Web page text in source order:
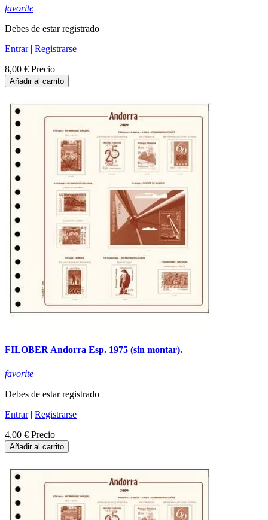
favorite
Debes de estar registrado
Entrar| Registrarse
8,00 € Precio
Añadir al carrito
FILOBER Andorra Esp. 1975 (sin montar).
favorite
Debes de estar registrado
Entrar| Registrarse
4,00 € Precio
Añadir al carrito